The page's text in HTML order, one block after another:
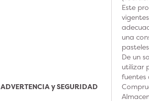
ADVERTENCIA y SEGURIDAD
Este
una
De un
utilizar
fuentes